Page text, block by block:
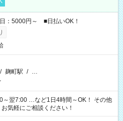
：5000円～ ■日払いOK！
/ 麹町駅 / …
7:00 …など1日4時間～OK！ その他
気軽にご相談ください！